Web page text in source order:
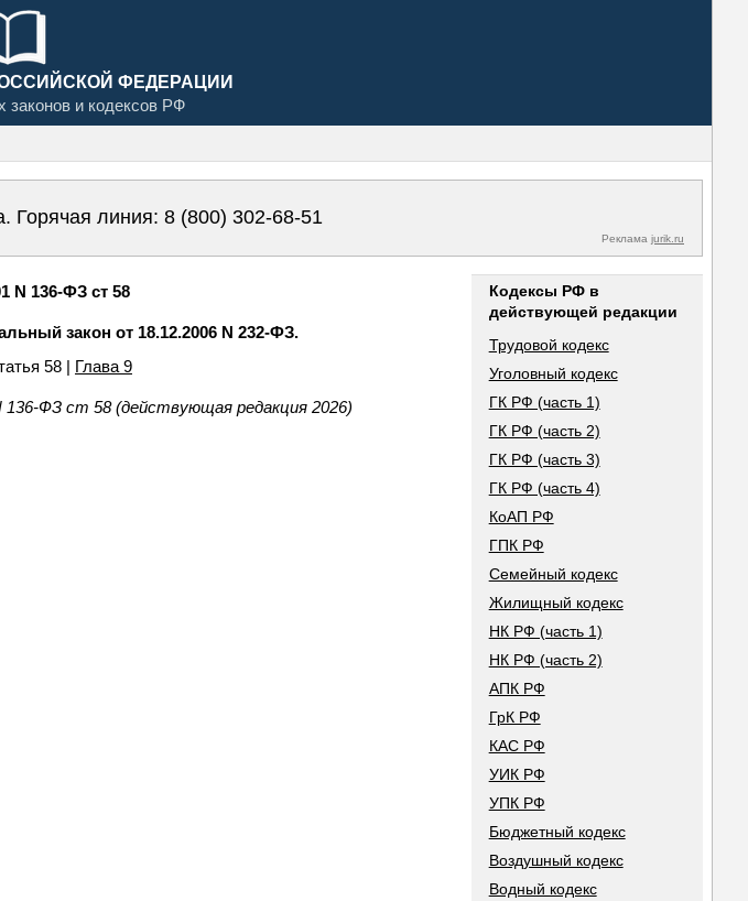
ФЕДЕРАЦИИ
и кодексов РФ
Горячая линия: 8 (800) 302-68-51
Реклама jurik.ru
N 136-ФЗ ст 58
закон от 18.12.2006 N 232-ФЗ.
58 | Глава 9
136-ФЗ ст 58 (действующая редакция 2026)
Кодексы РФ в
действующей редакции
Трудовой кодекс
Уголовный кодекс
ГК РФ (часть 1)
ГК РФ (часть 2)
ГК РФ (часть 3)
ГК РФ (часть 4)
КоАП РФ
ГПК РФ
Семейный кодекс
Жилищный кодекс
НК РФ (часть 1)
НК РФ (часть 2)
АПК РФ
ГрК РФ
КАС РФ
УИК РФ
УПК РФ
Бюджетный кодекс
Воздушный кодекс
Водный кодекс